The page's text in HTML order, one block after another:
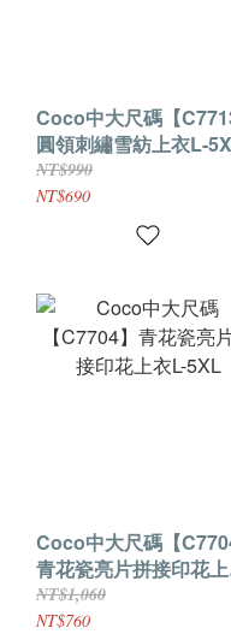
Coco中大尺碼【
圓領刺繡雪紡上衣L-
NT$990
NT$690
Coco中大尺碼【
青花瓷亮片拼接印花
L-5XL
NT$1,060
NT$760